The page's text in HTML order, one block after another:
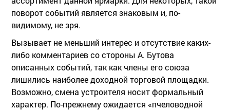
поворот событий является знаковым и, по-
видимому, не зря.
Вызывает не меньший интерес и отсутствие каких-
либо комментариев со стороны А. Бутова
описанных событий, так как члены его союза
лишились наиболее доходной торговой площадки.
Возможно, смена устроителя носит формальный
характер. По-прежнему ожидается «пчеловодной